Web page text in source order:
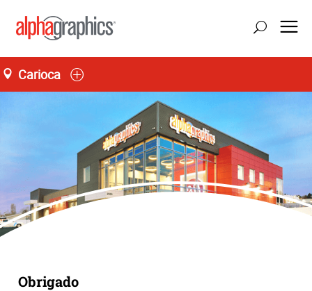
Carioca
Obrigado